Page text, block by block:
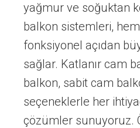
yağmur ve soğuktan
balkon sistemleri,
fonksiyonel açıdan
sağlar. Katlanır cam
balkon, sabit cam
seçeneklerle her
çözümler sunuyoruz.